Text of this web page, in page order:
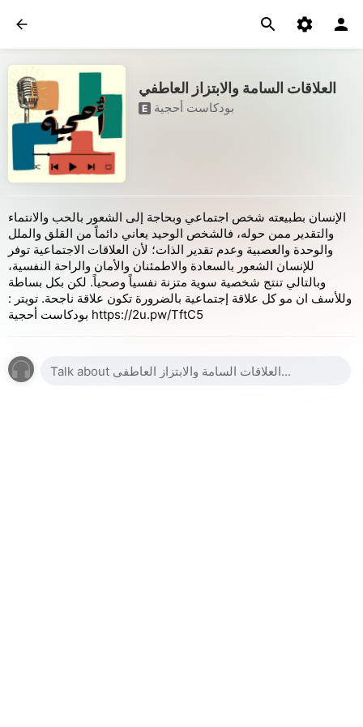
العلاقات السامة والابتزاز العاطفي
E بودكاست أحجية
الإنسان بطبيعته شخص اجتماعي وبحاجة إلى الشعور بالحب والانتماء
والتقدير ممن حوله، فالشخص الوحيد يعاني دائماً من القلق والملل
والوحدة والعصبية وعدم تقدير الذات؛ لأن العلاقات الاجتماعية توفر
للإنسان الشعور بالسعادة والاطمئنان والأمان والراحة النفسية،
وبالتالي تنتج شخصية سوية متزنة نفسياً وصحياً. لكن بكل بساطة
وللأسف ان مو كل علاقة إجتماعية بالضرورة تكون علاقة ناجحة. تويتر :
بودكاست أحجية https://2u.pw/TftC5